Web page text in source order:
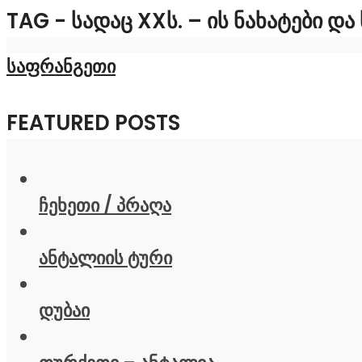
TAG - ᲡᲐᲓᲐᲪ XXᲡ. – ᲘᲡ ᲜᲐᲮᲐᲢᲔᲑᲘ
საფრანგეთი
FEATURED POSTS
ჩეხეთი / პრაღა
ანტალიის ტური
დუბაი